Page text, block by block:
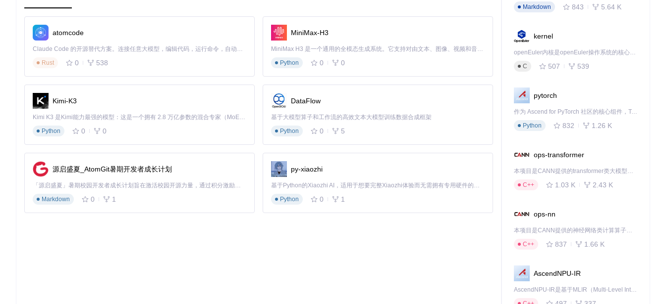
内核扩展管理
框架修补：修改系统框架以支持旧硬件特性
缓存重建
根补丁操作完成界面显示修补过程，包括驱动注入、框架合并和内核缓存重建等关键步骤
针对应用层兼容性问题，OCLP提供:
图形加速降级方案，使非Metal显卡运行新版UI
电源管理优化，延长旧设备电池续航
网络驱动适配，解决Wi-Fi和蓝牙兼容性问题
实施路径：从零开始的系统升级步骤
升级过程分为四个关键阶段，全程大约需要30-60分钟，操作难度适中，适合有基础技术知识的用户。
准备工作
环境要求 ：
至少8GB容量的USB闪存盘
atomcode
Claude Code 的开源替代方案。连接任意大模型，编辑代码，运行命令，自动验证 — 全自动执行。用 Rust 构建，极致性能。 ｜ An open-source alternative to Claude Code. Connect any LLM, edit code, run commands, and verify changes — autonomously. Built in Rust for speed. Get Started
Rust
0 538
MiniMax-H3
MiniMax H3 是一个通用的全模态生成系统。它支持对由文本、图像、视频和音频组成的多模态上下文进行统一理解，并能生成分辨率高达 2K、时长可达 15 秒的带原生立体声音频的视频。得益于面向任务泛化的系统设计，H3 在预训练阶段就已具备广泛的多模态上下文理解与生成能力，能够出色地执行复杂的多模态指令。
Python
0 0
Kimi-K3
Kimi K3 是Kimi能力最强的模型：这是一个拥有 2.8 万亿参数的混合专家（MoE）模型，具备原生视觉理解能力，并支持 100 万 token 的上下文窗口。
Python
0 0
DataFlow
基于大模型算子和工作流的高效文本大模型训练数据合成框架
Python
0 5
源启盛夏_AtomGit暑期开发者成长计划
「源启盛夏」暑期校园开发者成长计划旨在激活校园开源力量，通过积分激励、认证扶持、资源倾斜等形式，引导高校组织和开发者完成「入驻 — 建项目 — 做贡献 — 获认证 — 得资源」的完整闭环。无论你是想带领社团入驻平台的组织者，还是希望用代码贡献证明自己的开发者，都能在这里找到属于你的成长路径。
Markdown
0 1
py-xiaozhi
基于Python的Xiaozhi AI，适用于想要完整Xiaozhi体验而无需拥有专用硬件的用户。
Python
0 1
Markdown
843 5.64 K
kernel
openEuler内核是openEuler操作系统的核心，既是系统性能与稳定性的基石，也是连接处理器、设备与服务的桥梁。
C
507 539
pytorch
作为 Ascend for PyTorch 社区的核心组件，TorchNPU 是昇腾专为 PyTorch 打造的深度学习适配插件，使 PyTorch 框架能够直接调用昇腾 NPU，为开发者提供昇腾 AI 处理器的超强算力。
Python
832 1.26 K
ops-transformer
本项目是CANN提供的transformer类大模型算子库，实现网络在NPU上加速计算。
C++
1.03 K 2.43 K
ops-nn
本项目是CANN提供的神经网络类计算算子库，实现网络在NPU上加速计算。
C++
837 1.66 K
AscendNPU-IR
AscendNPU-IR是基于MLIR（Multi-Level Intermediate Representation）构建的，面向昇腾亲和算子编译时使用的中间表示，提供昇腾完备表达能力，通过编译优化提升昇腾AI处理器计算效率，支持通过生态框架使能昇腾AI处理器与深度调优